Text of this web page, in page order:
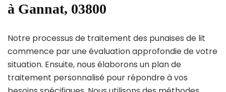
à Gannat, 03800
Notre processus de traitement des punaises de lit
commence par une évaluation approfondie de votre
situation. Ensuite, nous élaborons un plan de
traitement personnalisé pour répondre à vos